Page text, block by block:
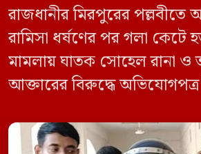
রাজধানীর মিরপুরের
রামিসা ধর্ষণের পর গলা কেটে
মামলায় ঘাতক সোহেল রানা ও তার
আক্তারের বিরুদ্ধে অভিযোগপত্র
সেবন করেছিলেন বলে